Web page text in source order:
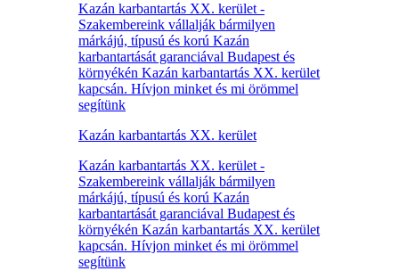
Kazán karbantartás XX. kerület -
Szakembereink vállalják bármilyen
márkájú, típusú és korú Kazán
karbantartását garanciával Budapest és
környékén Kazán karbantartás XX. kerület
kapcsán. Hívjon minket és mi örömmel
segítünk
Kazán karbantartás XX. kerület
Kazán karbantartás XX. kerület -
Szakembereink vállalják bármilyen
márkájú, típusú és korú Kazán
karbantartását garanciával Budapest és
környékén Kazán karbantartás XX. kerület
kapcsán. Hívjon minket és mi örömmel
segítünk